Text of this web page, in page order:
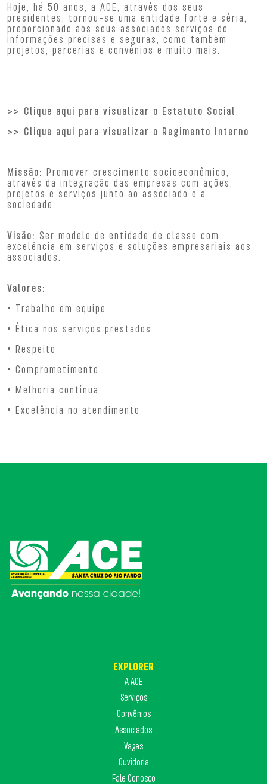
Hoje, há 50 anos, a ACE, através dos seus
presidentes, tornou-se uma entidade forte e séria,
proporcionado aos seus associados serviços de
informações precisas e seguras, como também
projetos, parcerias e convênios e muito mais.
>> Clique aqui para visualizar o Estatuto Social
>> Clique aqui para visualizar o Regimento Interno
Missão: Promover crescimento socioeconômico,
através da integração das empresas com ações,
projetos e serviços junto ao associado e a
sociedade.
Visão: Ser modelo de entidade de classe com
excelência em serviços e soluções empresariais aos
associados.
Valores:
• Trabalho em equipe
• Ética nos serviços prestados
• Respeito
• Comprometimento
• Melhoria contínua
• Excelência no atendimento
EXPLORER
A ACE
Serviços
Convênios
Associados
Vagas
Ouvidoria
Fale Conosco